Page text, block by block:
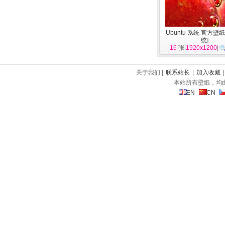
Ubuntu 系统 官方壁
统]
16 张| 1920x1200
关于我们 | 联系站长 加入收藏
本站所有壁纸，均
EN
CN